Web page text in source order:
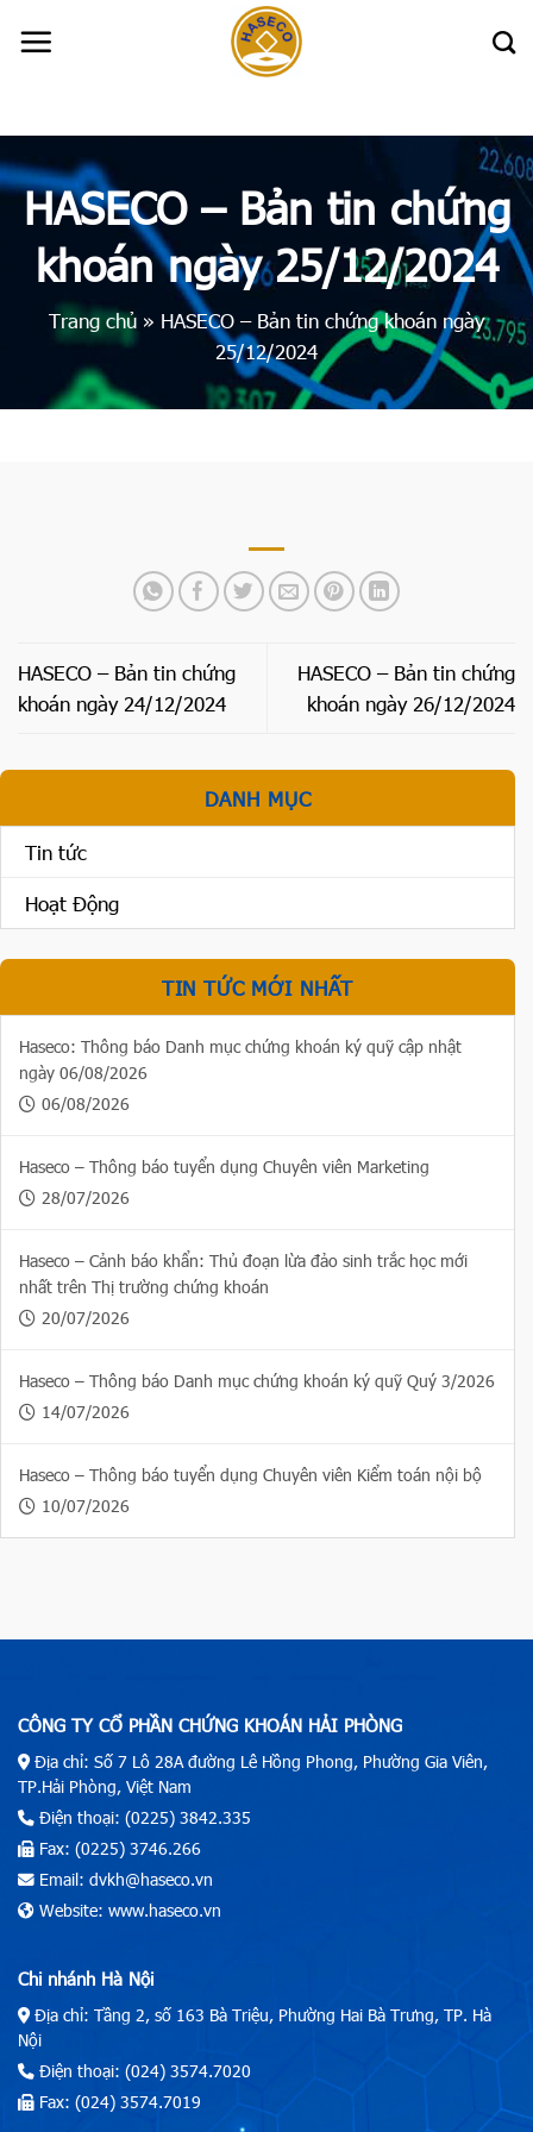
HASECO – Bản tin chứng
khoán ngày 25/12/2024
Trang chủ » HASECO – Bản tin chứng khoán ngày
25/12/2024
HASECO – Bản tin chứng
khoán ngày 24/12/2024
HASECO – Bản tin chứng
khoán ngày 26/12/2024
DANH MỤC
Tin tức
Hoạt Động
TIN TỨC MỚI NHẤT
Haseco: Thông báo Danh mục chứng khoán ký quỹ cập nhật
ngày 06/08/2026
06/08/2026
Haseco – Thông báo tuyển dụng Chuyên viên Marketing
28/07/2026
Haseco – Cảnh báo khẩn: Thủ đoạn lừa đảo sinh trắc học mới
nhất trên Thị trường chứng khoán
20/07/2026
Haseco – Thông báo Danh mục chứng khoán ký quỹ Quý 3/2026
14/07/2026
Haseco – Thông báo tuyển dụng Chuyên viên Kiểm toán nội bộ
10/07/2026
CÔNG TY CỔ PHẦN CHỨNG KHOÁN HẢI PHÒNG
Địa chỉ: Số 7 Lô 28A đường Lê Hồng Phong, Phường Gia Viên,
TP.Hải Phòng, Việt Nam
Điện thoại: (0225) 3842.335
Fax: (0225) 3746.266
Email: dvkh@haseco.vn
Website: www.haseco.vn
Chi nhánh Hà Nội
Địa chỉ: Tầng 2, số 163 Bà Triệu, Phường Hai Bà Trưng, TP. Hà
Nội
Điện thoại: (024) 3574.7020
Fax: (024) 3574.7019